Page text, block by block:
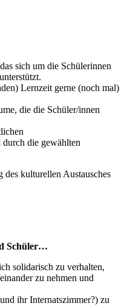
sich um die Schülerinnen
Lernzeit gerne (noch mal)
die die Schüler/innen
die gewählten
des kulturellen Austausches
Schüler…
solidarisch zu verhalten,
zu nehmen und
ihr Internatszimmer?) zu